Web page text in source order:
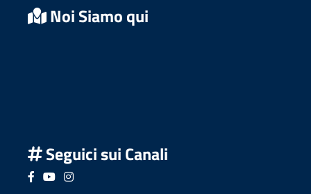
Noi Siamo qui
Seguici sui Canali
Seguici su Facebook
Seguici su YouTube
Seguici su Instagram